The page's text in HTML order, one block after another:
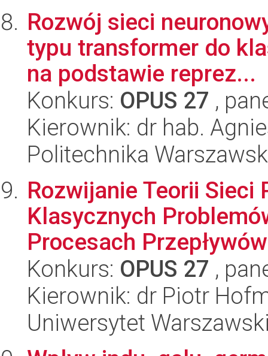
Rozwój sieci
typu transformer do
na podstawie reprez...
Konkurs: OPUS 27 ,
Kierownik: dr hab.
Politechnika
Rozwijanie Teorii Sieci
Klasycznych
Procesach
Konkurs: OPUS 27 ,
Kierownik: dr Piotr
Uniwersytet